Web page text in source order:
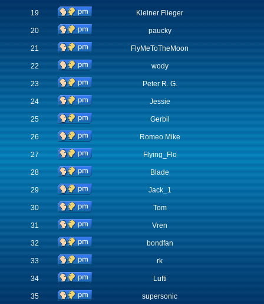
19 Kleiner Flieger
20 paucky
21 FlyMeToTheMoon
22 wody
23 Peter R. G.
24 Jessie
25 Gerbil
26 Romeo.Mike
27 Flying_Flo
28 Blade
29 Jack_1
30 Tom
31 Vren
32 bondfan
33 rk
34 Lufti
35 supersonic